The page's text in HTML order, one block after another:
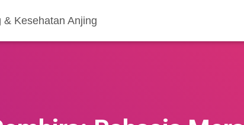
Kesehatan Anjing